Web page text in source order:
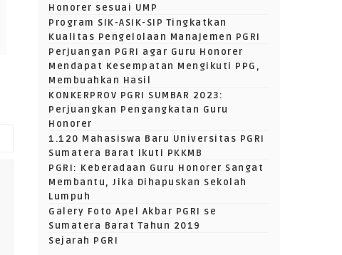
Honorer sesuai UMP
Program SIK-ASIK-SIP Tingkatkan
Kualitas Pengelolaan Manajemen PGRI
Perjuangan PGRI agar Guru Honorer
Mendapat Kesempatan Mengikuti PPG,
Membuahkan Hasil
KONKERPROV PGRI SUMBAR 2023:
Perjuangkan Pengangkatan Guru
Honorer
1.120 Mahasiswa Baru Universitas PGRI
Sumatera Barat ikuti PKKMB
PGRI: Keberadaan Guru Honorer Sangat
Membantu, Jika Dihapuskan Sekolah
Lumpuh
Galery Foto Apel Akbar PGRI se
Sumatera Barat Tahun 2019
Sejarah PGRI